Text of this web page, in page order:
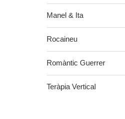
Manel & Ita
Rocaineu
Romàntic Guerrer
Teràpia Vertical